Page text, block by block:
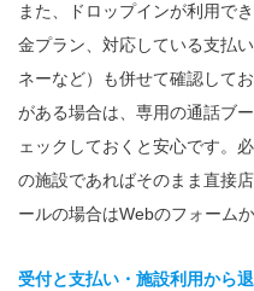
また、ドロップインが利用で
金プラン、対応している支払
ネーなど）も併せて確認して
がある場合は、専用の通話ブ
ェックしておくと安心です。
の施設であればそのまま直接
ールの場合はWebのフォーム
受付と支払い・施設利用から